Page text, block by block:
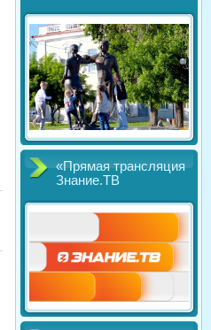
«Прямая трансляция
Знание.ТВ